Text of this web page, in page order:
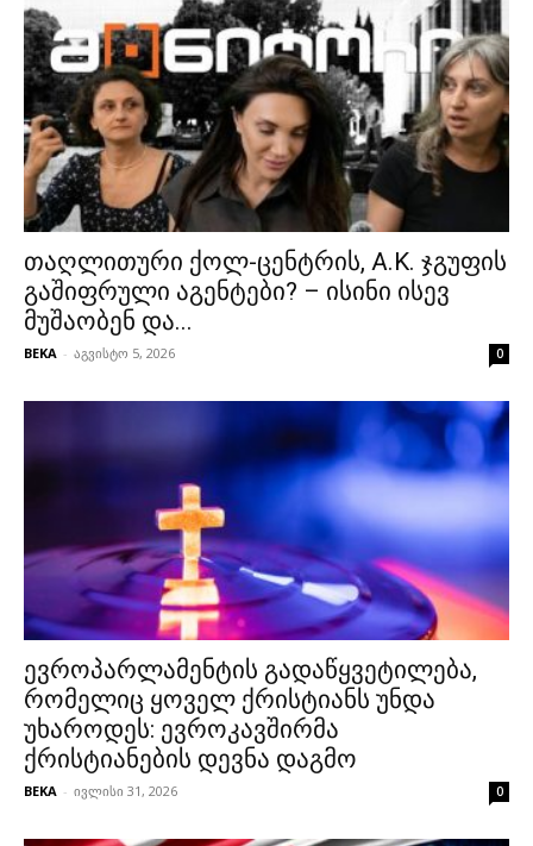
თაღლითური ქოლ-ცენტრის, A.K. ჯგუფის
გაშიფრული აგენტები? – ისინი ისევ
მუშაობენ და...
BEKA - აგვისტო 5, 2026 0
ევროპარლამენტის გადაწყვეტილება,
რომელიც ყოველ ქრისტიანს უნდა
უხაროდეს: ევროკავშირმა
ქრისტიანების დევნა დაგმო
BEKA - ივლისი 31, 2026 0